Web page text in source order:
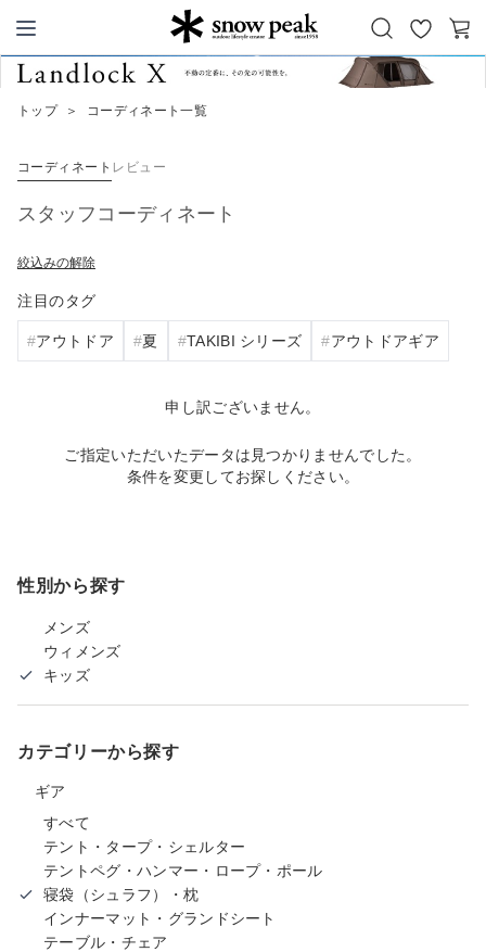
Snow Peak
お
気
カ
トップ ＞ コーディネート一覧
コーディネート レビュー
スタッフコーディネート
絞込みの解除
注目のタグ
アウトドア 夏 TAKIBI シリーズ アウトドアギア
申し訳ございません。
ご指定いただいたデータは見つかりませんでした。
条件を変更してお探しください。
性別から探す
メンズ
ウィメンズ
キッズ
カテゴリーから探す
ギア
すべて
テント・タープ・シェルター
テントペグ・ハンマー・ロープ・ポール
寝袋（シュラフ）・枕
インナーマット・グランドシート
テーブル・チェア